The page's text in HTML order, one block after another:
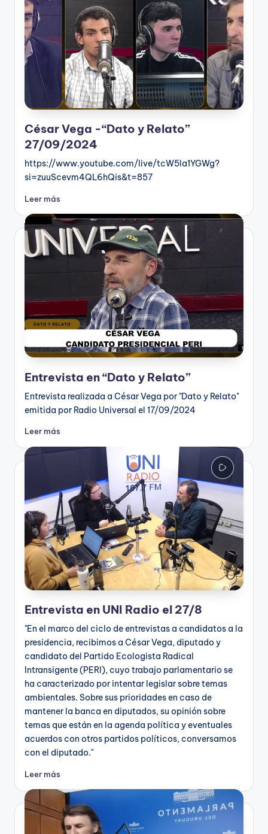
César Vega -“Dato y Relato”
27/09/2024
https://www.youtube.com/live/tcW5la1YGWg?
si=zuuScevm4QL6hQis&t=857
Leer más
Entrevista en “Dato y Relato”
Entrevista realizada a César Vega por "Dato y Relato"
emitida por Radio Universal el 17/09/2024
Leer más
Entrevista en UNI Radio el 27/8
"En el marco del ciclo de entrevistas a candidatos a la
presidencia, recibimos a César Vega, diputado y
candidato del Partido Ecologista Radical
Intransigente (PERI), cuyo trabajo parlamentario se
ha caracterizado por intentar legislar sobre temas
ambientales. Sobre sus prioridades en caso de
mantener la banca en diputados, su opinión sobre
temas que están en la agenda política y eventuales
acuerdos con otros partidos políticos, conversamos
con el diputado."
Leer más